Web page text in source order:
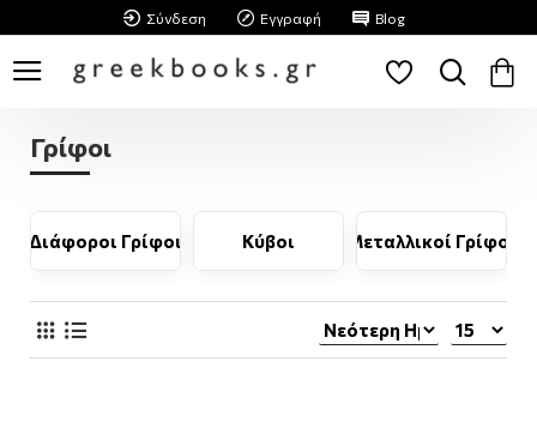
Σύνδεση Εγγραφή Blog
Γρίφοι
Διάφοροι Γρίφοι Κύβοι Μεταλλικοί Γρίφοι